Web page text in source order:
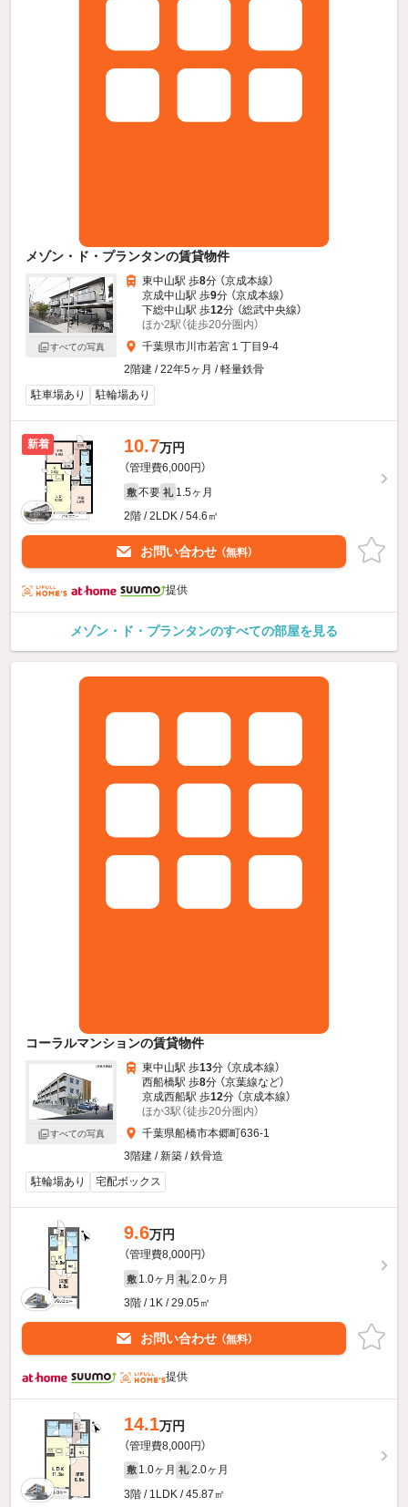
メゾン・ド・プランタンの賃貸物件
すべての写真
東中山駅 歩8分 （京成本線）
京成中山駅 歩9分 （京成本線）
下総中山駅 歩12分 （総武中央線）
ほか2駅（徒歩20分圏内）
千葉県市川市若宮１丁目9-4
2階建 / 22年5ヶ月 / 軽量鉄骨
駐車場あり
駐輪場あり
新着 10.7万円
（管理費6,000円）
敷 不要 礼 1.5ヶ月
2階 / 2LDK / 54.6㎡
お問い合わせ （無料）
提供
メゾン・ド・プランタンのすべての部屋を見る
コーラルマンションの賃貸物件
すべての写真
東中山駅 歩13分 （京成本線）
西船橋駅 歩8分 （京葉線など）
京成西船駅 歩12分 （京成本線）
ほか3駅（徒歩20分圏内）
千葉県船橋市本郷町636-1
3階建 / 新築 / 鉄骨造
駐輪場あり
宅配ボックス
9.6万円
（管理費8,000円）
敷 1.0ヶ月 礼 2.0ヶ月
3階 / 1K / 29.05㎡
お問い合わせ （無料）
提供
14.1万円
（管理費8,000円）
敷 1.0ヶ月 礼 2.0ヶ月
3階 / 1LDK / 45.87㎡